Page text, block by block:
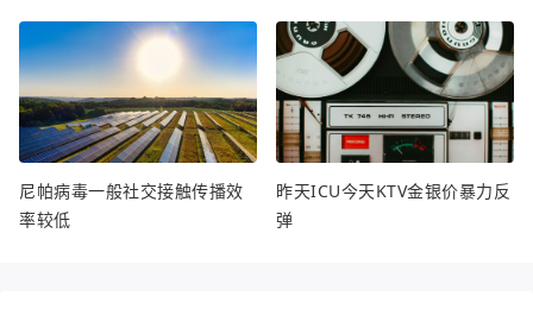
尼帕病毒一般社交接触传播效
率较低
昨天ICU今天KTV金银价暴力反
弹